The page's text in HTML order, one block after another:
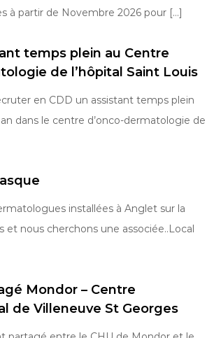
à partir de Novembre 2026 pour […]
temps plein au Centre
de l’hôpital Saint Louis
en CDD un assistant temps plein
dans le centre d’onco-dermatologie de
installées à Anglet sur la
et nous cherchons une associée..Local
Mondor – Centre
de Villeneuve St Georges